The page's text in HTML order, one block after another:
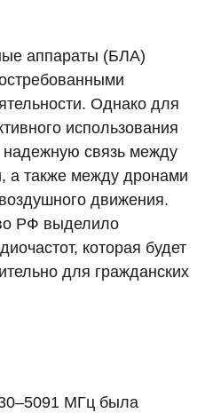
аппараты (БЛА)
Однако для
использования
надежную связь между
а также между дронами
движения.
РФ выделило
которая будет
для гражданских
МГц была